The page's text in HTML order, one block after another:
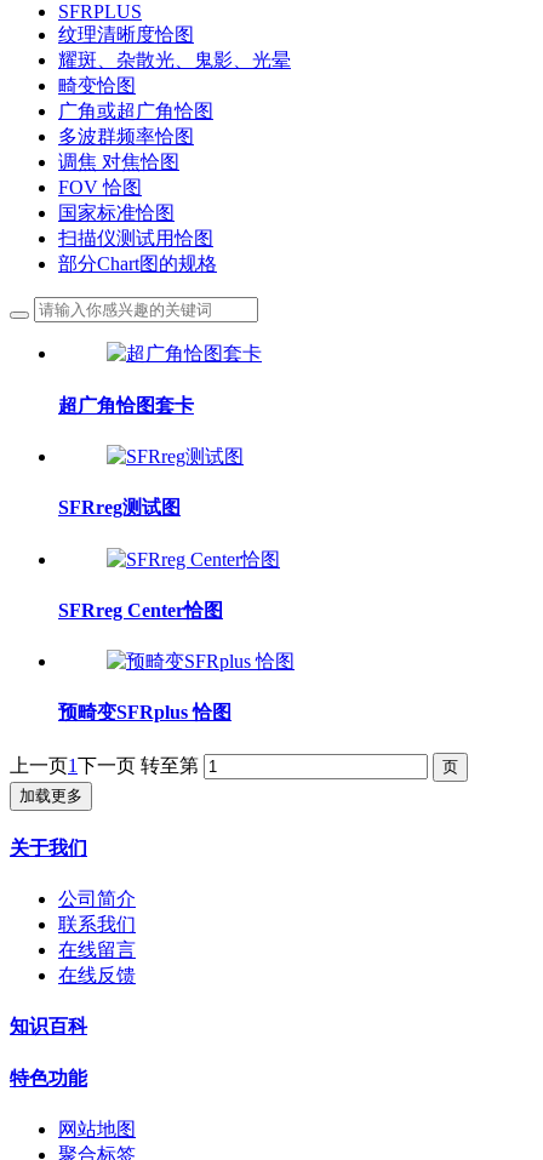
SFRPLUS
纹理清晰度恰图
耀斑、杂散光、鬼影、光晕
畸变恰图
广角或超广角恰图
多波群频率恰图
调焦 对焦恰图
FOV 恰图
国家标准恰图
扫描仪测试用恰图
部分Chart图的规格
超广角恰图套卡
SFRreg测试图
SFRreg Center恰图
预畸变SFRplus 恰图
上一页1下一页 转至第
加载更多
关于我们
公司简介
联系我们
在线留言
在线反馈
知识百科
特色功能
网站地图
聚合标签